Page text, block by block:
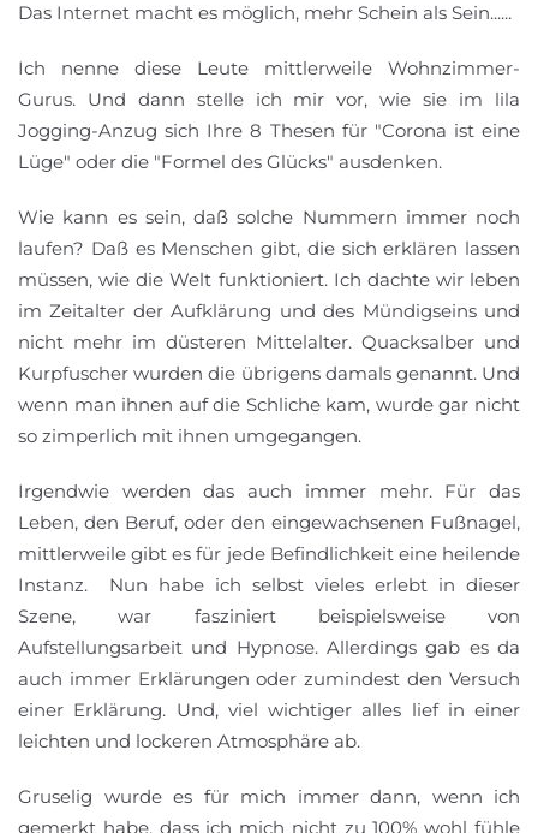
Das Internet macht es möglich, mehr Schein als Sein......
Ich nenne diese Leute mittlerweile Wohnzimmer-
Gurus. Und dann stelle ich mir vor, wie sie im lila
Jogging-Anzug sich Ihre 8 Thesen für "Corona ist eine
Lüge" oder die "Formel des Glücks" ausdenken.
Wie kann es sein, daß solche Nummern immer noch
laufen? Daß es Menschen gibt, die sich erklären lassen
müssen, wie die Welt funktioniert. Ich dachte wir leben
im Zeitalter der Aufklärung und des Mündigseins und
nicht mehr im düsteren Mittelalter. Quacksalber und
Kurpfuscher wurden die übrigens damals genannt. Und
wenn man ihnen auf die Schliche kam, wurde gar nicht
so zimperlich mit ihnen umgegangen.
Irgendwie werden das auch immer mehr. Für das
Leben, den Beruf, oder den eingewachsenen Fußnagel,
mittlerweile gibt es für jede Befindlichkeit eine heilende
Instanz. Nun habe ich selbst vieles erlebt in dieser
Szene, war fasziniert beispielsweise von
Aufstellungsarbeit und Hypnose. Allerdings gab es da
auch immer Erklärungen oder zumindest den Versuch
einer Erklärung. Und, viel wichtiger alles lief in einer
leichten und lockeren Atmosphäre ab.
Gruselig wurde es für mich immer dann, wenn ich
gemerkt habe, dass ich mich nicht zu 100% wohl fühle